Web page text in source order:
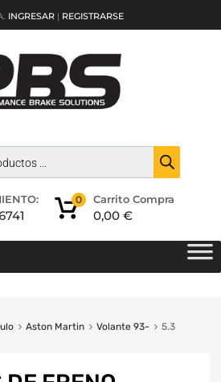
INGRESAR | REGISTRARSE
Carrito Compra
0,00 €
0
Aston Martin Volante 93- 5.3